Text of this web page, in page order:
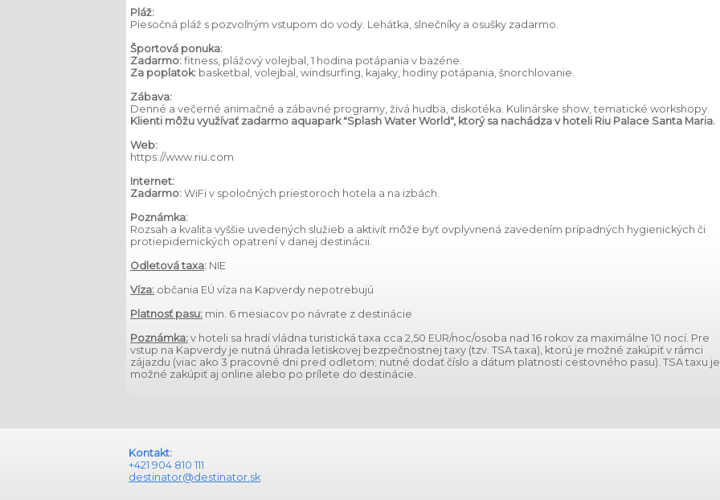
Pláž:
Piesočná pláž s pozvoľným vstupom do vody. Lehátka, slnečníky a osušky zadarmo.
Športová ponuka:
Zadarmo: fitness, plážový volejbal, 1 hodina potápania v bazéne.
Za poplatok: basketbal, volejbal, windsurfing, kajaky, hodiny potápania, šnorchlovanie.
Zábava:
Denné a večerné animačné a zábavné programy, živá hudba, diskotéka. Kulinárske show, tematické workshopy.
Klienti môžu využívať zadarmo aquapark "Splash Water World", ktorý sa nachádza v hoteli Riu Palace Santa Maria.
Web:
https://www.riu.com
Internet:
Zadarmo: WiFi v spoločných priestoroch hotela a na izbách.
Poznámka:
Rozsah a kvalita vyššie uvedených služieb a aktivít môže byť ovplyvnená zavedením prípadných hygienických či
protiepidemických opatrení v danej destinácii.
Odletová taxa: NIE
Víza: občania EÚ víza na Kapverdy nepotrebujú
Platnosť pasu: min. 6 mesiacov po návrate z destinácie
Poznámka: v hoteli sa hradí vládna turistická taxa cca 2,50 EUR/noc/osoba nad 16 rokov za maximálne 10 nocí. Pre
vstup na Kapverdy je nutná úhrada letiskovej bezpečnostnej taxy (tzv. TSA taxa), ktorú je možné zakúpiť v rámci
zájazdu (viac ako 3 pracovné dni pred odletom; nutné dodať číslo a dátum platnosti cestovného pasu). TSA taxu je
možné zakúpiť aj online alebo po prílete do destinácie.
Kontakt:
+421 904 810 111
destinator@destinator.sk